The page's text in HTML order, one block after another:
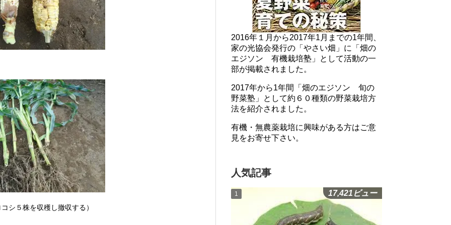
シ５株を収穫し撤収する）
2016年１月から2017年1月までの1年間、
家の光協会発行の「やさい畑」に「畑の
エジソン 有機栽培塾」として活動の一
部が掲載されました。
2017年から1年間「畑のエジソン 旬の
野菜塾」として約６０種類の野菜栽培方
法を紹介されました。
有機・無農薬栽培に興味がある方はご意
見をお寄せ下さい。
人気記事
17,421ビュー